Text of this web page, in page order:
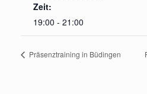
Zeit:
19:00 - 21:00
Präsenztraining in Büdingen